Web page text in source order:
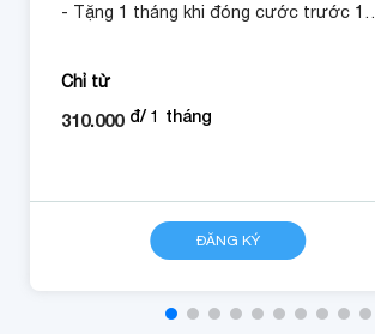
- Tặng 1 tháng khi đóng cước trước 12
Chỉ từ
310.000 đ/1 tháng
ĐĂNG KÝ